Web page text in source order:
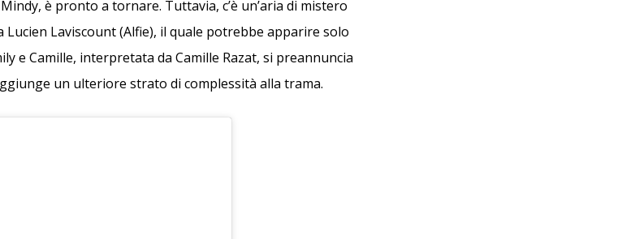
è pronto a tornare. Tuttavia, c’è un’aria di mistero
Lucien Laviscount (Alfie), il quale potrebbe apparire solo
e Camille, interpretata da Camille Razat, si preannuncia
un ulteriore strato di complessità alla trama.